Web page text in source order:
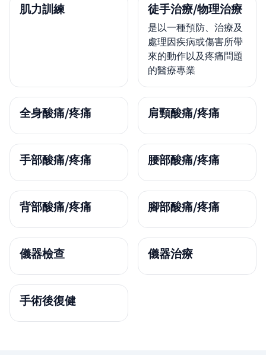
肌力訓練 徒手治療/物理治療
是以一種預防、治療及
處理因疾病或傷害所帶
來的動作以及疼痛問題
的醫療專業
全身酸痛/疼痛 肩頸酸痛/疼痛
手部酸痛/疼痛 腰部酸痛/疼痛
背部酸痛/疼痛 腳部酸痛/疼痛
儀器檢查 儀器治療
手術後復健